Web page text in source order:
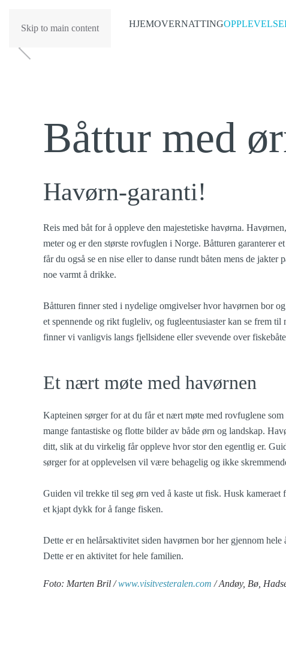
Skip to main content HJEMOVERNATTING
Båttur med
Havørn-garanti!
Reis med båt for å oppleve den majestetiske havørna.
meter og er den største rovfuglen i Norge. Båtturen garanterer
får du også se en nise eller to danse rundt båten mens de
noe varmt å drikke.
Båtturen finner sted i nydelige omgivelser hvor havørnen bor
et spennende og rikt fugleliv, og fugleentusiaster kan se frem
finner vi vanligvis langs fjellsidene eller svevende over
Et nært møte med havørnen
Kapteinen sørger for at du får et nært møte med rovfuglene
mange fantastiske og flotte bilder av både ørn og landskap.
ditt, slik at du virkelig får oppleve hvor stor den egentlig er.
sørger for at opplevelsen vil være behagelig og ikke
Guiden vil trekke til seg ørn ved å kaste ut fisk. Husk
et kjapt dykk for å fange fisken.
Dette er en helårsaktivitet siden havørnen bor her gjennom
Dette er en aktivitet for hele familien.
Foto: Marten Bril /www.visitvesteralen.com / Andøy, Bø,